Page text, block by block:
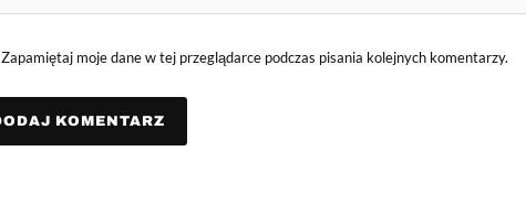
Zapamiętaj moje dane w tej przeglądarce podczas pisania kolejnych komentarzy.